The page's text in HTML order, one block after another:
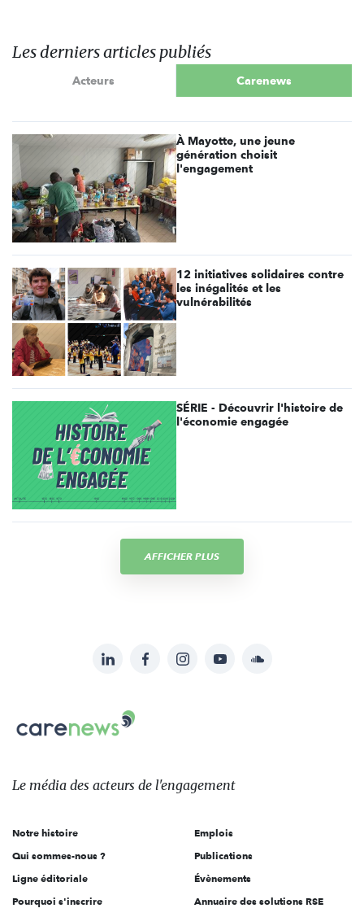
Les derniers articles publiés
Acteurs Carenews
À Mayotte, une jeune
génération choisit
l'engagement
12 initiatives solidaires contre
les inégalités et les
vulnérabilités
SÉRIE - Découvrir l'histoire de
l'économie engagée
AFFICHER PLUS
sur:
LinkedInFacebookInstagramYouTubeSoundcloud
Le
des
l'engagement
Le média des acteurs de l'engagement
Notre histoire
Qui sommes-nous ?
Ligne éditoriale
Pourquoi s'inscrire
Emplois
Publications
Évènements
Annuaire des solutions RSE